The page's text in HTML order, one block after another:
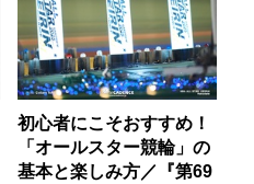
初心者にこそおすすめ！
「オールスター競輪」の
基本と楽しみ方／『第69